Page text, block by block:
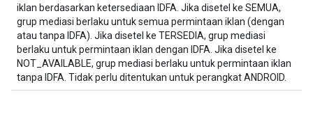
iklan berdasarkan ketersediaan IDFA. Jika disetel ke SEMUA,
grup mediasi berlaku untuk semua permintaan iklan (dengan
atau tanpa IDFA). Jika disetel ke TERSEDIA, grup mediasi
berlaku untuk permintaan iklan dengan IDFA. Jika disetel ke
NOT_AVAILABLE, grup mediasi berlaku untuk permintaan iklan
tanpa IDFA. Tidak perlu ditentukan untuk perangkat ANDROID.